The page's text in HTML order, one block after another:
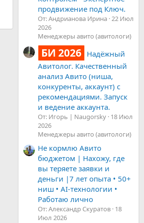
продвижение под Ключ.
От: Андрианова Ирина 22 Июл
2026
Менеджеры авито (авитологи)
БИ 2026 Надёжный
Авитолог. Качественный
анализ Авито (ниша,
конкуренты, аккаунт) с
рекомендациями. Запуск
и ведение аккаунта.
От: Игорь | Naugorsky 18 Июл
2026
Менеджеры авито (авитологи)
Не кормлю Авито
бюджетом | Нахожу, где
вы теряете заявки и
деньги |7 лет опыта • 50+
ниш • AI-технологии •
Работаю лично
От: Александр Скуратов 18
Июл 2026